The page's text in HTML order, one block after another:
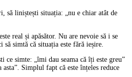
să liniștești situația: „nu e chiar atât de
real și apăsător. Nu are nevoie să i se
simtă că situația este fără ieșire.
ce simte: „îmi dau seama că îți este greu”
asta”. Simplul fapt că este înțeles reduce